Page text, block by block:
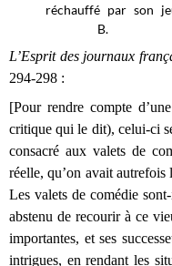
réchauffé par son
B.
L’Esprit des journaux
294-298 :
[Pour rendre compte
critique qui le dit), celui-ci
consacré aux valets de
réelle, qu’on avait autrefois
Les valets de comédie
abstenu de recourir à ce
importantes, et ses
intrigues, en rendant les